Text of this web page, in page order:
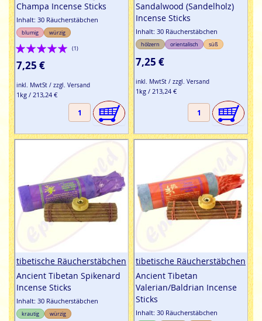
Champa Incense Sticks
Inhalt: 30 Räucherstäbchen
blumig würzig
Bewertung:
100%
(1)
7,25 €
inkl. MwtSt / zzgl. Versand
1kg / 213,24 €
Sandalwood (Sandelholz)
Incense Sticks
Inhalt: 30 Räucherstäbchen
hölzern orientalisch süß
7,25 €
inkl. MwtSt / zzgl. Versand
1kg / 213,24 €
tibetische Räucherstäbchen
Ancient Tibetan Spikenard
Incense Sticks
Inhalt: 30 Räucherstäbchen
krautig würzig
tibetische Räucherstäbchen
Ancient Tibetan
Valerian/Baldrian Incense
Sticks
Inhalt: 30 Räucherstäbchen